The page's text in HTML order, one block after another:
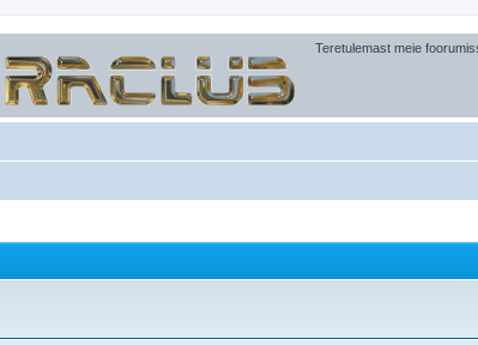
Teretulemast meie